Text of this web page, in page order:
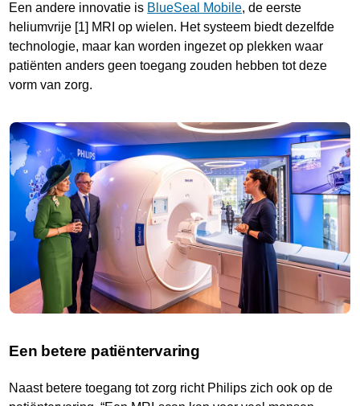
Een andere innovatie is BlueSeal Mobile, de eerste
heliumvrije [1] MRI op wielen. Het systeem biedt dezelfde
technologie, maar kan worden ingezet op plekken waar
patiënten anders geen toegang zouden hebben tot deze
vorm van zorg.
Een betere patiëntervaring
Naast betere toegang tot zorg richt Philips zich ook op de